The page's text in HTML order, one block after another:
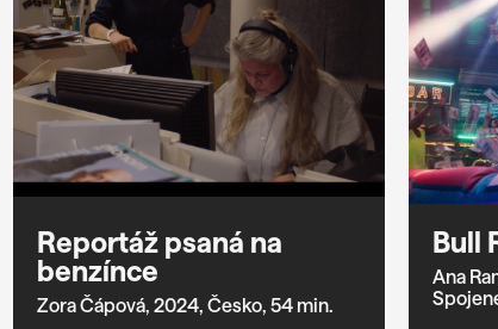
Reportáž psaná na
benzínce
Zora Čápová, 2024, Česko, 54 min.
Bull
Ana